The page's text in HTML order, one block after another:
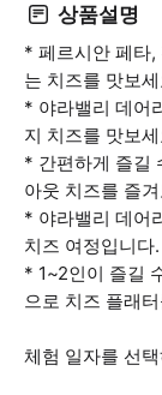
상품설명
* 페르시안 페타,
는 치즈를 맛보
* 야라밸리 데어
지 치즈를 맛보
* 간편하게 즐길
아웃 치즈를 즐
* 야라밸리 데어
치즈 여정입니다.
* 1~2인이 즐길
으로 치즈 플래
체험 일자를 선